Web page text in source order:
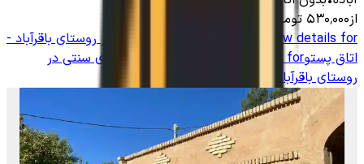
از۵۳۰٬۰۰۰ تومان
View details for
اجاره و رزرو بومگردی سنتی در روستای باقرآباد -
اتاق پستوView details for
اجاره و رزرو بومگردی سنتی در
روستای باقرآباد - اتاق پستو